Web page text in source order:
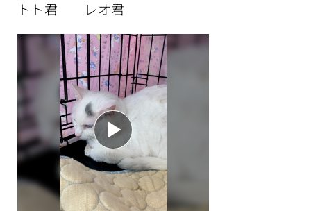
トト君 レオ君